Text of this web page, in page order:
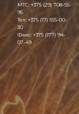
MTC:+375 (29) 708-55-
95
Тел: +375 (17) 555-00-
30
Факс: +375 (177) 94-
07-49